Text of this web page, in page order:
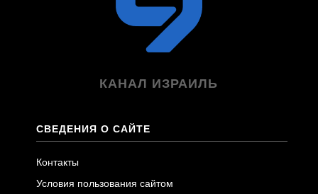
КАНАЛ ИЗРАИЛЬ
СВЕДЕНИЯ О САЙТЕ
Контакты
Условия пользования сайтом